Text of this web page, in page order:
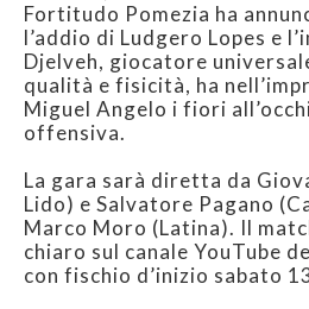
Fortitudo Pomezia ha
l’addio di Ludgero Lopes e
Djelveh, giocatore
qualità e fisicità, ha
Miguel Angelo i fiori
offensiva.
La gara sarà diretta da
Lido) e Salvatore Pagano
Marco Moro (Latina). Il
chiaro sul canale YouTube
con fischio d’inizio sabato